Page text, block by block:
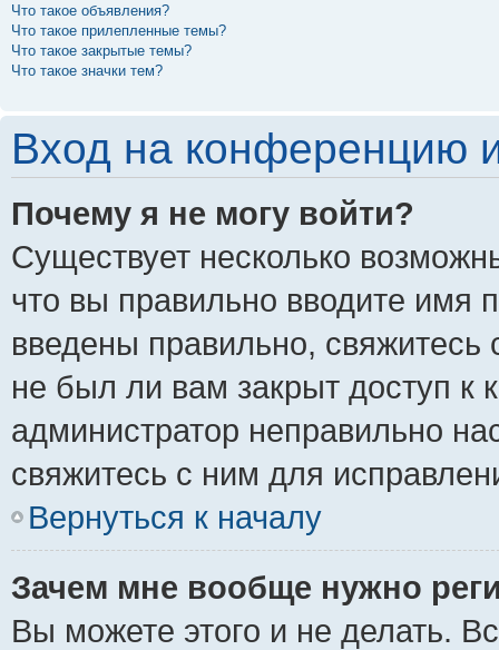
Что такое объявления?
Что такое прилепленные темы?
Что такое закрытые темы?
Что такое значки тем?
Вход на конференцию
Почему я не могу войти?
Существует несколько
что вы правильно вводите имя
введены правильно,
не был ли вам закрыт доступ к
администратор неправильно
свяжитесь с ним для
Вернуться к началу
Зачем мне вообще нужно
Вы можете этого и не делать.